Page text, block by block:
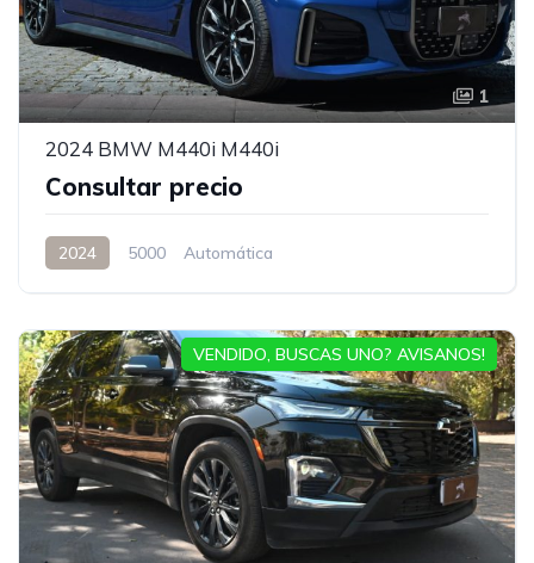
1
2024 BMW M440i M440i
Consultar precio
2024 5000 Automática
VENDIDO, BUSCAS UNO? AVISANOS!